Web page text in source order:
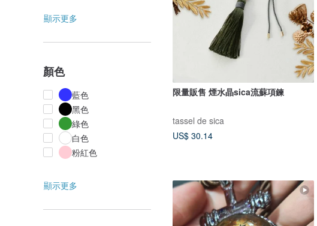
顯示更多
顏色
藍色
黑色
綠色
白色
粉紅色
顯示更多
限量販售 煙水晶sica流蘇項鍊
tassel de sica
US$ 30.14